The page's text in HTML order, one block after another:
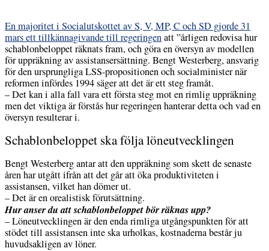
En majoritet i Socialutskottet av S, V, MP, C och SD gjorde 31
mars ett tillkännagivande till regeringenatt ”årligen redovisa hur
schablonbeloppet räknats fram, och göra en översyn av modellen
för uppräkning av assistansersättning. Bengt Westerberg, ansvarig
för den ursprungliga LSS-propositionen och socialminister när
reformen infördes 1994 säger att det är ett steg framåt.
– Det kan i alla fall vara ett första steg mot en rimlig uppräkning
men det viktiga är förstås hur regeringen hanterar detta och vad en
översyn resulterar i.
Schablonbeloppet ska följa löneutvecklingen
Bengt Westerberg antar att den uppräkning som skett de senaste
åren har utgått ifrån att det går att öka produktiviteten i
assistansen, vilket han dömer ut.
– Det är en orealistisk förutsättning.
Hur anser du att schablonbeloppet bör räknas upp?
– Löneutvecklingen är den enda rimliga utgångspunkten för att
stödet till assistansen inte ska urholkas, kostnaderna består ju
huvudsakligen av löner.